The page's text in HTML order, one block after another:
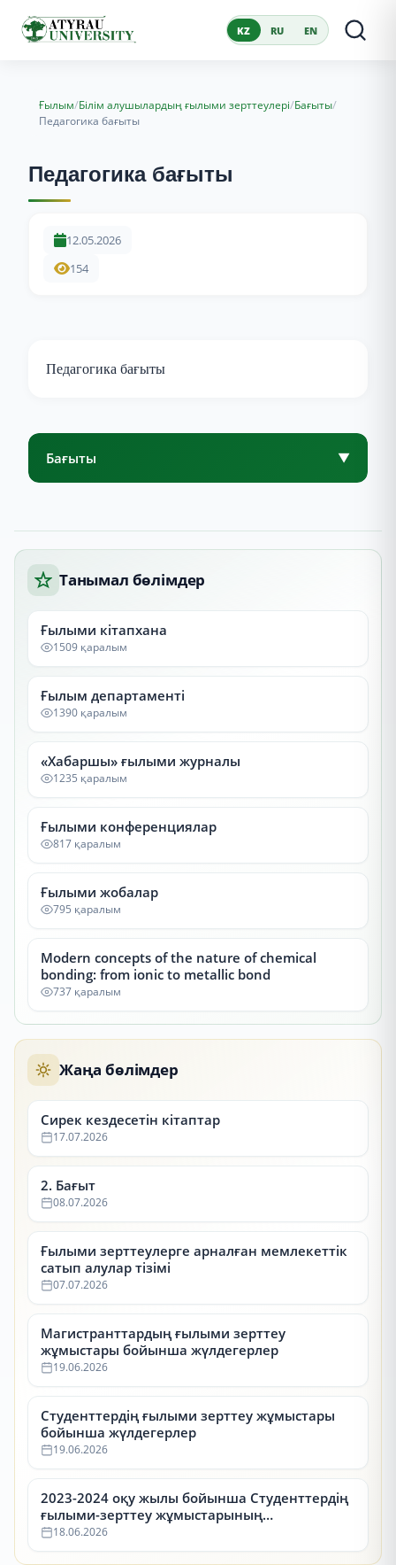
KZ RU EN
Ғылым/Білім алушылардың ғылыми зерттеулері/Бағыты/
Педагогика бағыты
Педагогика бағыты
12.05.2026
154
Педагогика бағыты
Бағыты ▼
Танымал бөлімдер
Ғылыми кітапхана
1509 қаралым
Ғылым департаменті
1390 қаралым
«Хабаршы» ғылыми журналы
1235 қаралым
Ғылыми конференциялар
817 қаралым
Ғылыми жобалар
795 қаралым
Modern concepts of the nature of chemical
bonding: from ionic to metallic bond
737 қаралым
Жаңа бөлімдер
Сирек кездесетін кітаптар
17.07.2026
2. Бағыт
08.07.2026
Ғылыми зерттеулерге арналған мемлекеттік
сатып алулар тізімі
07.07.2026
Магистранттардың ғылыми зерттеу
жұмыстары бойынша жүлдегерлер
19.06.2026
Студенттердің ғылыми зерттеу жұмыстары
бойынша жүлдегерлер
19.06.2026
2023-2024 оқу жылы бойынша Студенттердің
ғылыми-зерттеу жұмыстарының
республикалық конкурсының (СҒЗЖ)
18.06.2026